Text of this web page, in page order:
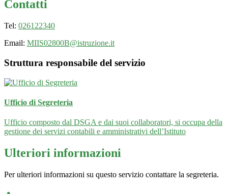
Contatti
Tel: 026122340
Email: MIIS02800B@istruzione.it
Struttura responsabile del servizio
Ufficio di Segreteria
Ufficio composto dal DSGA e dai suoi collaboratori, si occupa della
gestione dei servizi contabili e amministrativi dell’Istituto
Ulteriori informazioni
Per ulteriori informazioni su questo servizio contattare la segreteria.